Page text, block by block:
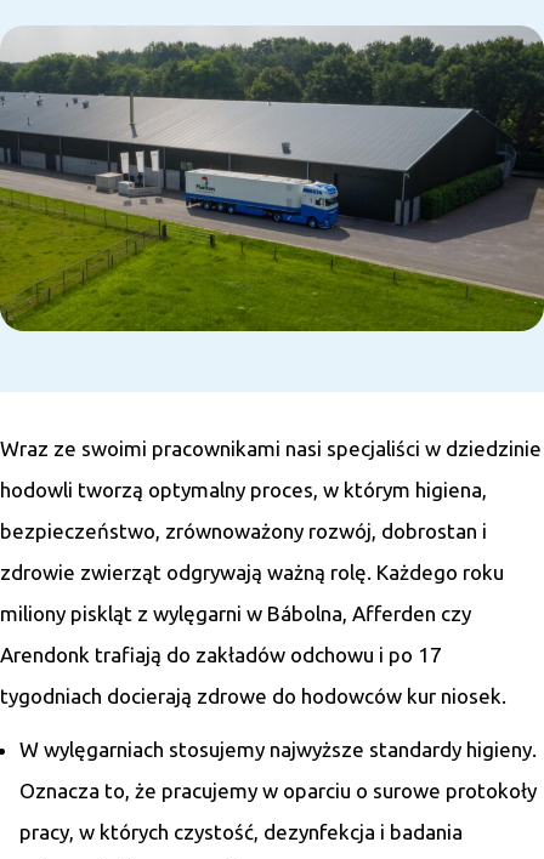
Wraz ze swoimi pracownikami nasi specjaliści w dziedzinie
hodowli tworzą optymalny proces, w którym higiena,
bezpieczeństwo, zrównoważony rozwój, dobrostan i
zdrowie zwierząt odgrywają ważną rolę. Każdego roku
miliony piskląt z wylęgarni w Bábolna, Afferden czy
Arendonk trafiają do zakładów odchowu i po 17
tygodniach docierają zdrowe do hodowców kur niosek.
W wylęgarniach stosujemy najwyższe standardy higieny.
Oznacza to, że pracujemy w oparciu o surowe protokoły
pracy, w których czystość, dezynfekcja i badania